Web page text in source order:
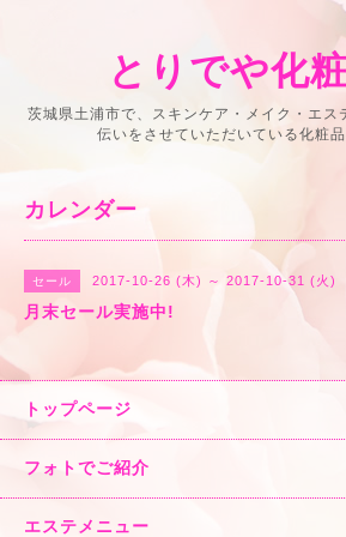
とりでや化
茨城県土浦市で、スキンケア・メイク・エス
伝いをさせていただいている化粧品
カレンダー
セール 2017-10-26 (木) ～ 2017-10-31 (火)
月末セール実施中!
トップページ
フォトでご紹介
エステメニュー